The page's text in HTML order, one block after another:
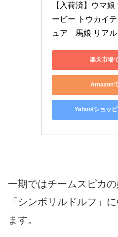
【入荷済】ウマ
ービー トウカイ
ュア　馬娘 リア
楽天市場
Amazon
Yahoo!ショッ
一期ではチームスピカの
「シンボリルドルフ」
ます。